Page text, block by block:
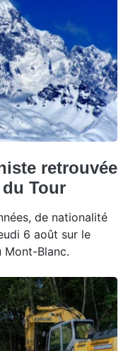
retrouvée
Tour
de nationalité
6 août sur le
Mont-Blanc.